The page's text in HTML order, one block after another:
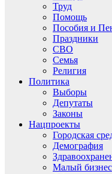
Труд
Помощь
Пособия и
Праздники
СВО
Семья
Религия
Политика
Выборы
Депутаты
Законы
Нацпроекты
Городская
Демография
Малый бизнес